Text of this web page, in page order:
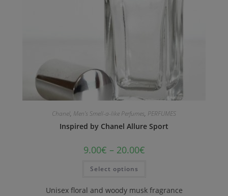
Chanel, Men's Smell-a-like Perfumes, PERFUMES
Inspired by Chanel Allure Sport
9.00€ – 20.00€
Select options
Unisex floral and woody musk fragrance